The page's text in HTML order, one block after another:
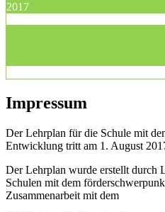
2017
Impressum
Der Lehrplan für die Schule mit
Entwicklung tritt am 1. August
Der Lehrplan wurde erstellt durch
Schulen mit dem
Zusammenarbeit mit dem